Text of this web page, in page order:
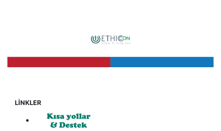
LİNKLER